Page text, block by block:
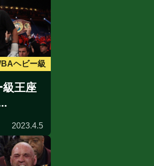
ヘビー級
王座
2023.4.5